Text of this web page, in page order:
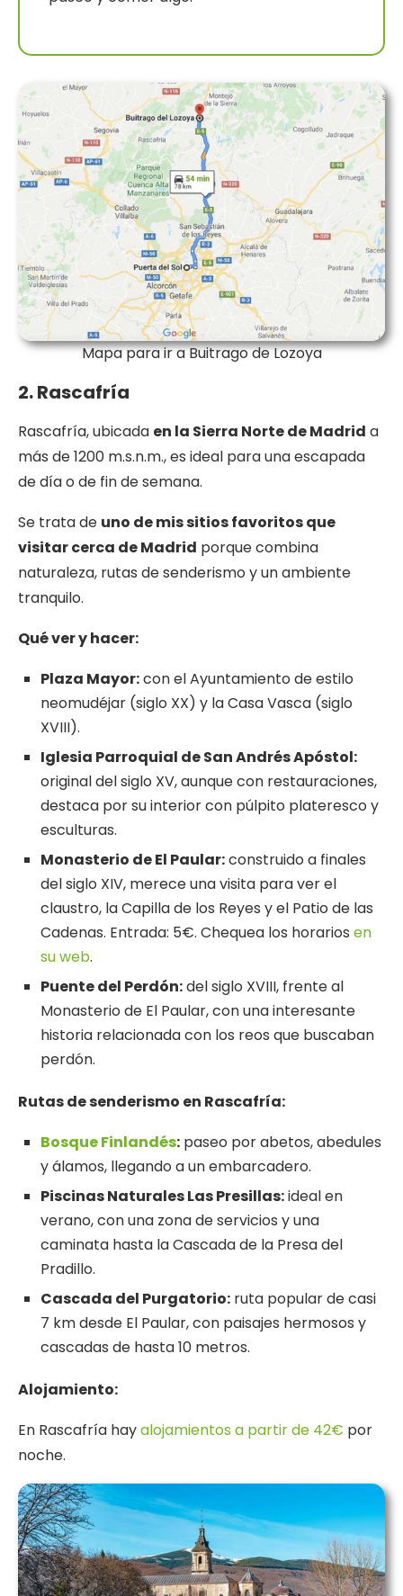
Mapa para ir a Buitrago de Lozoya
2. Rascafría
Rascafría, ubicada en la Sierra Norte de Madrid a
más de 1200 m.s.n.m., es ideal para una escapada
de día o de fin de semana.
Se trata de uno de mis sitios favoritos que
visitar cerca de Madrid porque combina
naturaleza, rutas de senderismo y un ambiente
tranquilo.
Quéver yhacer:
Plaza Mayor:con el Ayuntamiento de estilo
neomudéjar (siglo XX) y la Casa Vasca (siglo
XVIII).
Iglesia Parroquial de San Andrés Apóstol:
original del siglo XV, aunque con restauraciones,
destaca por su interior con púlpito plateresco y
esculturas.
Monasterio de El Paular:construido a finales
del siglo XIV, merece una visita para ver el
claustro, la Capilla de los Reyes y el Patio de las
Cadenas. Entrada: 5€. Chequea los horarios en
su web.
Puente del Perdón:del siglo XVIII, frente al
Monasterio de El Paular, con una interesante
historia relacionada con los reos que buscaban
perdón.
Rutas desenderismo en Rascafría:
Bosque Finlandés: paseo por abetos, abedules
y álamos, llegando a un embarcadero.
Piscinas Naturales Las Presillas:ideal en
verano, con una zona de servicios y una
caminata hasta la Cascada de la Presa del
Pradillo.
Cascada del Purgatorio: ruta popular de casi
7 km desde El Paular, con paisajes hermosos y
cascadas de hasta 10 metros.
Alojamiento:
En Rascafría hayalojamientos a partir de 42€ por
noche.